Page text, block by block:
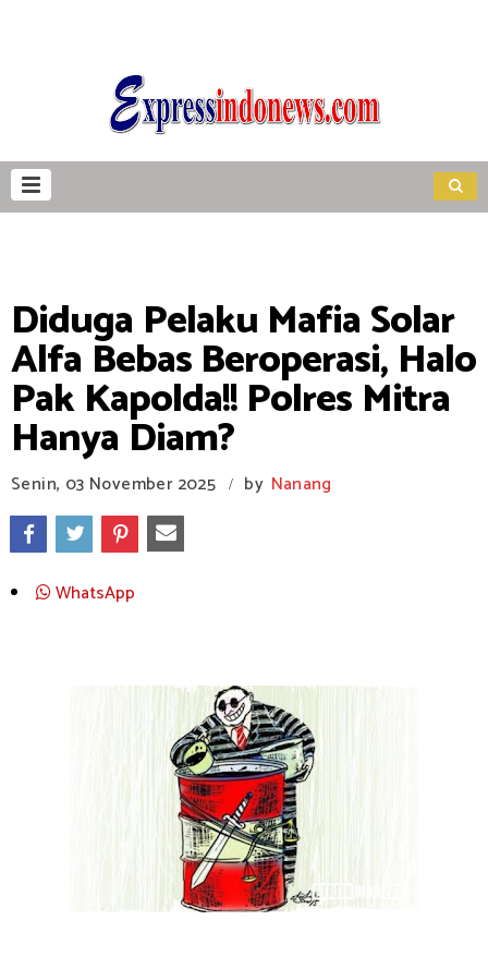
Diduga Pelaku Mafia Solar
Alfa Bebas Beroperasi, Halo
Pak Kapolda!! Polres Mitra
Hanya Diam?
Senin, 03 November 2025 / by Nanang
WhatsApp